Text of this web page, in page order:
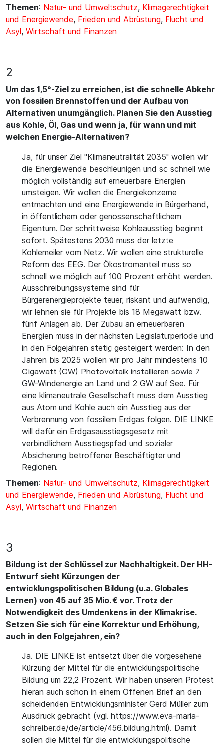
Themen: Natur- und Umweltschutz, Klimagerechtigkeit
und Energiewende, Frieden und Abrüstung, Flucht und
Asyl, Wirtschaft und Finanzen
2
Um das 1,5°-Ziel zu erreichen, ist die schnelle Abkehr
von fossilen Brennstoffen und der Aufbau von
Alternativen unumgänglich. Planen Sie den Ausstieg
aus Kohle, Öl, Gas und wenn ja, für wann und mit
welchen Energie-Alternativen?
Ja, für unser Ziel "Klimaneutralität 2035" wollen wir
die Energiewende beschleunigen und so schnell wie
möglich vollständig auf erneuerbare Energien
umsteigen. Wir wollen die Energiekonzerne
entmachten und eine Energiewende in Bürgerhand,
in öffentlichem oder genossenschaftlichem
Eigentum. Der schrittweise Kohleausstieg beginnt
sofort. Spätestens 2030 muss der letzte
Kohlemeiler vom Netz. Wir wollen eine strukturelle
Reform des EEG. Der Ökostromanteil muss so
schnell wie möglich auf 100 Prozent erhöht werden.
Ausschreibungssysteme sind für
Bürgerenergieprojekte teuer, riskant und aufwendig,
wir lehnen sie für Projekte bis 18 Megawatt bzw.
fünf Anlagen ab. Der Zubau an erneuerbaren
Energien muss in der nächsten Legislaturperiode und
in den Folgejahren stetig gesteigert werden: In den
Jahren bis 2025 wollen wir pro Jahr mindestens 10
Gigawatt (GW) Photovoltaik installieren sowie 7
GW-Windenergie an Land und 2 GW auf See. Für
eine klimaneutrale Gesellschaft muss dem Ausstieg
aus Atom und Kohle auch ein Ausstieg aus der
Verbrennung von fossilem Erdgas folgen. DIE LINKE
will dafür ein Erdgasausstiegsgesetz mit
verbindlichem Ausstiegspfad und sozialer
Absicherung betroffener Beschäftigter und
Regionen.
Themen: Natur- und Umweltschutz, Klimagerechtigkeit
und Energiewende, Frieden und Abrüstung, Flucht und
Asyl, Wirtschaft und Finanzen
3
Bildung ist der Schlüssel zur Nachhaltigkeit. Der HH-
Entwurf sieht Kürzungen der
entwicklungspolitischen Bildung (u.a. Globales
Lernen) von 45 auf 35 Mio. € vor. Trotz der
Notwendigkeit des Umdenkens in der Klimakrise.
Setzen Sie sich für eine Korrektur und Erhöhung,
auch in den Folgejahren, ein?
Ja. DIE LINKE ist entsetzt über die vorgesehene
Kürzung der Mittel für die entwicklungspolitische
Bildung um 22,2 Prozent. Wir haben unseren Protest
hieran auch schon in einem Offenen Brief an den
scheidenden Entwicklungsminister Gerd Müller zum
Ausdruck gebracht (vgl. https://www.eva-maria-
schreiber.de/de/article/456.bildung.html). Damit
sollen die Mittel für die entwicklungspolitische